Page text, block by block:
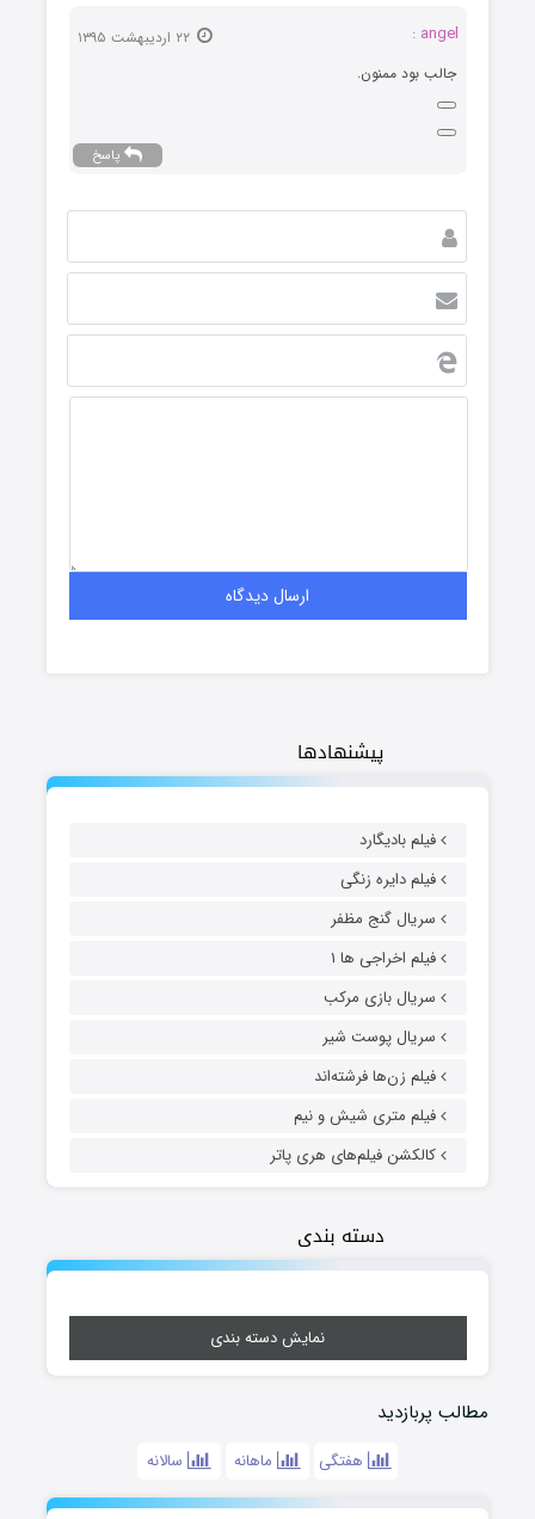
پیشنهادها
فیلم بادیگارد
فیلم دایره زنگی
سریال گنج مظفر
فیلم اخراجی ها ۱
سریال بازی مرکب
سریال پوست شیر
فیلم زن‌ها فرشته‌اند
فیلم متری شیش و نیم
کالکشن فیلم‌های هری پاتر
دسته بندی
نمایش دسته بندی
مطالب پربازدید
هفتگی ماهانه سالانه
angel :
جالب بود ممنون.
پاسخ